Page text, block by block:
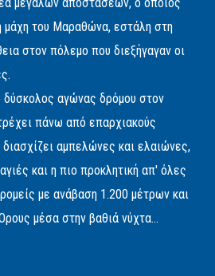
μάχη του Μαραθώνα, εστάλη στη
στον πόλεμο που διεξήγαγαν οι
δύσκολος αγώνας δρόμου στον
πάνω από επαρχιακούς
αμπελώνες και ελαιώνες,
και η πιο προκλητική απ' όλες
με ανάβαση 1.200 μέτρων και
μέσα στην βαθιά νύχτα...